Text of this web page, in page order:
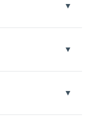
▼
▼
▼